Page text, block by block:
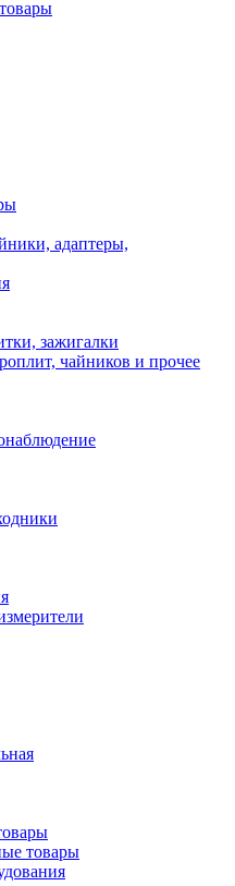
адаптеры,
зажигалки
чайников и прочее
товары